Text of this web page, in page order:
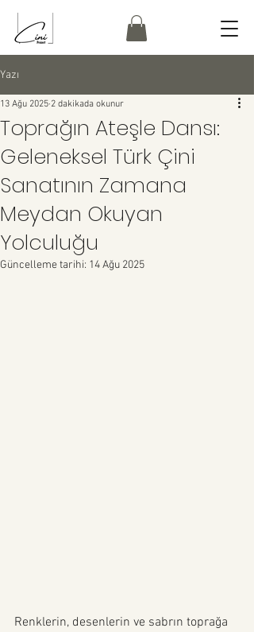
Yazı
Toprağın Ateşle Dansı:
Geleneksel Türk Çini
Sanatının Zamana
Meydan Okuyan
Yolculuğu
13 Ağu 2025 2 dakikada okunur
Güncelleme tarihi: 14 Ağu 2025
Renklerin, desenlerin ve sabrın toprağa